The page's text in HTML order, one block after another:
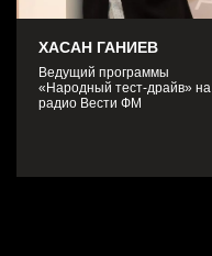
ХАСАН ГАНИЕВ
Ведущий программы
«Народный тест-драйв» на
радио Вести ФМ